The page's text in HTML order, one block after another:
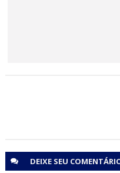
Minério extraído de
principais exportadores
DEIXE SEU